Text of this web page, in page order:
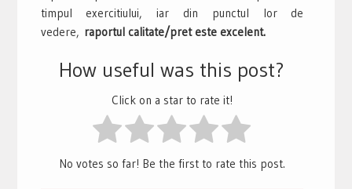
timpul exercitiului, iar din punctul lor de
vedere, raportul calitate/pret este excelent.
How useful was this post?
Click on a star to rate it!
No votes so far! Be the first to rate this post.